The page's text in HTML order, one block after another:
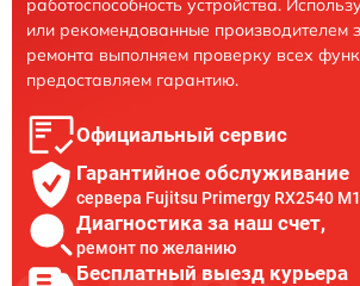
работоспособность устройства.
или рекомендованные производителем
ремонта выполняем проверку всех
предоставляем гарантию.
Официальный сервис
Гарантийное обслуживание
сервера Fujitsu Primergy RX2540
Диагностика за наш счет,
ремонт по желанию
Бесплатный выезд курьера